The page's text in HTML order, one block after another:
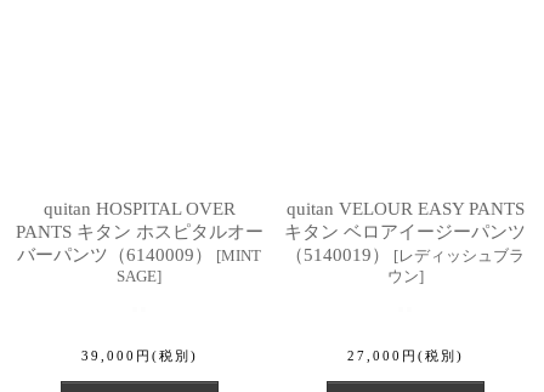
quitan HOSPITAL OVER
PANTS キタン ホスピタルオー
バーパンツ（6140009）
[MINT
SAGE]
39,000 円 (税別)
quitan VELOUR EASY PANTS
キタン ベロアイージーパンツ
（5140019）
[レディッシュブラ
ウン]
27,000 円 (税別)